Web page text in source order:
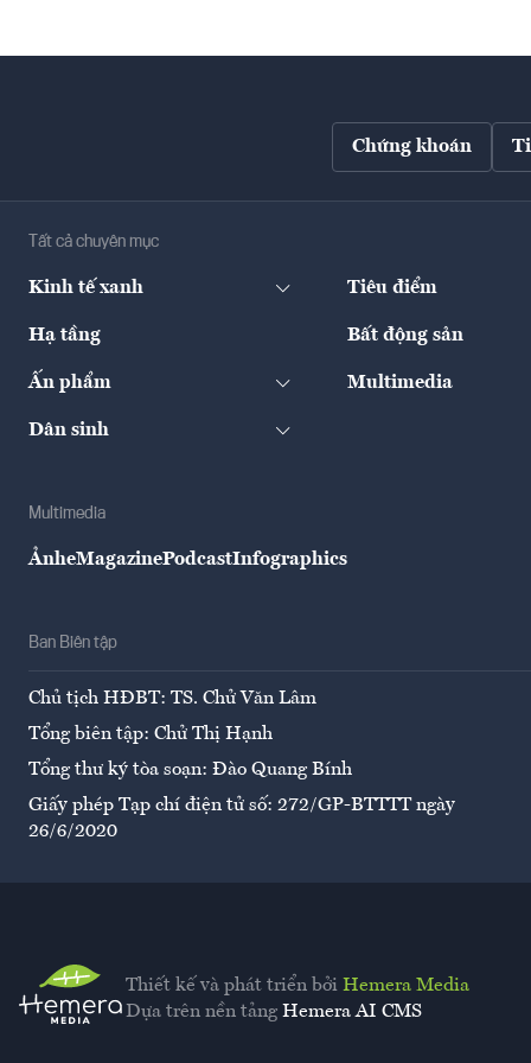
Chứng khoán
Tất cả chuyên mục
Kinh tế xanh Tiêu điểm
Hạ tầng Bất động sản
Ấn phẩm Multimedia
Dân sinh
Multimedia
ẢnheMagazinePodcastInfographics
Ban Biên tập
Chủ tịch HĐBT: TS. Chử Văn Lâm
Tổng biên tập: Chử Thị Hạnh
Tổng thư ký tòa soạn: Đào Quang Bính
Giấy phép Tạp chí điện tử số: 272/GP-BTTTT ngày
26/6/2020
Thiết kế và phát triển bởi Hemera Media
Dựa trên nền tảng Hemera AI CMS